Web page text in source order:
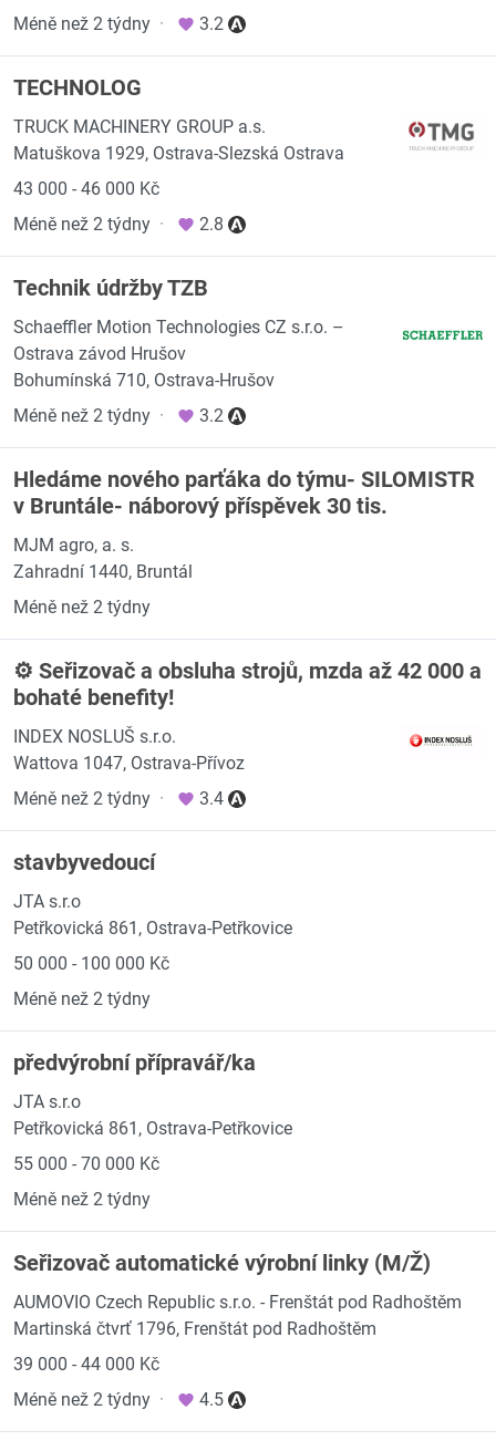
Méně než 2 týdny · 3.2
TECHNOLOG
TRUCK MACHINERY GROUP a.s.
Matuškova 1929, Ostrava-Slezská Ostrava
43 000 - 46 000 Kč
Méně než 2 týdny · 2.8
Technik údržby TZB
Schaeffler Motion Technologies CZ s.r.o. –
Ostrava závod Hrušov
Bohumínská 710, Ostrava-Hrušov
Méně než 2 týdny · 3.2
Hledáme nového parťáka do týmu- SILOMISTR
v Bruntále- náborový příspěvek 30 tis.
MJM agro, a. s.
Zahradní 1440, Bruntál
Méně než 2 týdny
⚙️ Seřizovač a obsluha strojů, mzda až 42 000 a
bohaté benefity!
INDEX NOSLUŠ s.r.o.
Wattova 1047, Ostrava-Přívoz
Méně než 2 týdny · 3.4
stavbyvedoucí
JTA s.r.o
Petřkovická 861, Ostrava-Petřkovice
50 000 - 100 000 Kč
Méně než 2 týdny
předvýrobní přípravář/ka
JTA s.r.o
Petřkovická 861, Ostrava-Petřkovice
55 000 - 70 000 Kč
Méně než 2 týdny
Seřizovač automatické výrobní linky (M/Ž)
AUMOVIO Czech Republic s.r.o. - Frenštát pod Radhoštěm
Martinská čtvrť 1796, Frenštát pod Radhoštěm
39 000 - 44 000 Kč
Méně než 2 týdny · 4.5